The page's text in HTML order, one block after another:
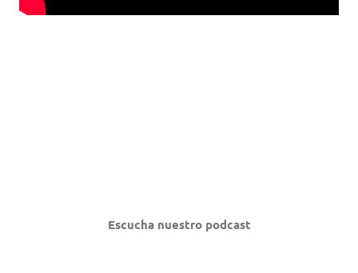
Escucha nuestro podcast